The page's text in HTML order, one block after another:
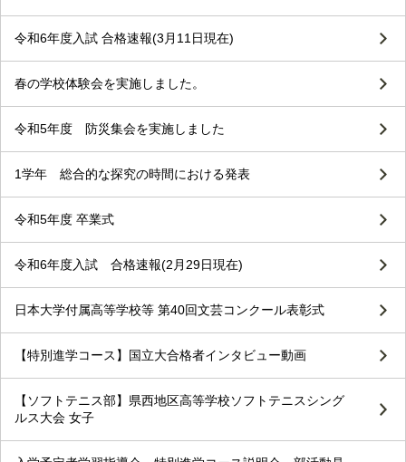
令和6年度入試 合格速報(3月11日現在)
春の学校体験会を実施しました。
令和5年度 防災集会を実施しました
1学年 総合的な探究の時間における発表
令和5年度 卒業式
令和6年度入試 合格速報(2月29日現在)
日本大学付属高等学校等 第40回文芸コンクール表彰式
【特別進学コース】国立大合格者インタビュー動画
【ソフトテニス部】県西地区高等学校ソフトテニスシング
ルス大会 女子